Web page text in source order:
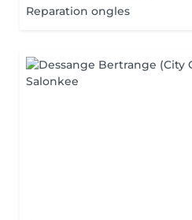
Reparation ongles